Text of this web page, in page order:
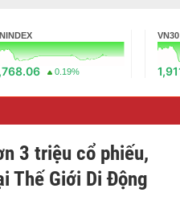
0.19%
VN30
3 triệu cổ phiếu,
Thế Giới Di Động